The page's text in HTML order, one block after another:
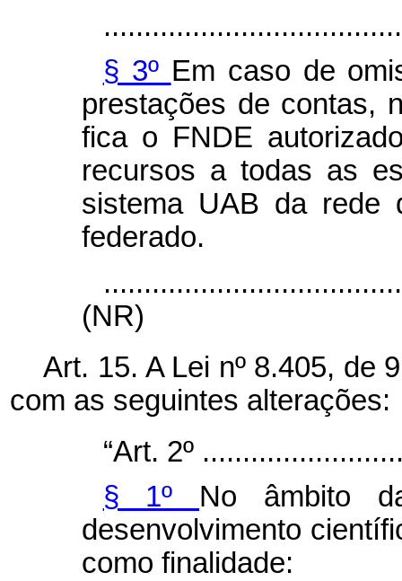
§ 3º Em caso de
prestações de contas,
fica o FNDE
recursos a todas as
sistema UAB da rede
federado.
(NR)
Art. 15. A Lei nº 8.405, de
com as seguintes alterações:
“Art. 2º
§ 1º No âmbito
desenvolvimento
como finalidade: